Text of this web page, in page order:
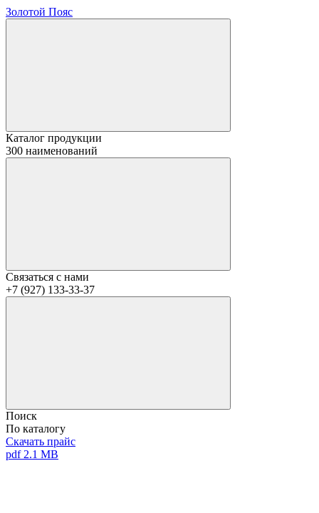
Золотой Пояс
Каталог продукции
300 наименований
Связаться с нами
+7 (927) 133-33-37
Поиск
По каталогу
Скачать прайс
pdf 2.1 MB